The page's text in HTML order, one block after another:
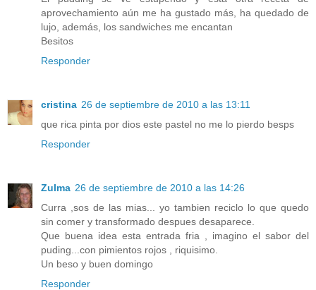
aprovechamiento aún me ha gustado más, ha quedado de
lujo, además, los sandwiches me encantan
Besitos
Responder
cristina 26 de septiembre de 2010 a las 13:11
que rica pinta por dios este pastel no me lo pierdo besps
Responder
Zulma 26 de septiembre de 2010 a las 14:26
Curra ,sos de las mias... yo tambien reciclo lo que quedo
sin comer y transformado despues desaparece.
Que buena idea esta entrada fria , imagino el sabor del
puding...con pimientos rojos , riquisimo.
Un beso y buen domingo
Responder